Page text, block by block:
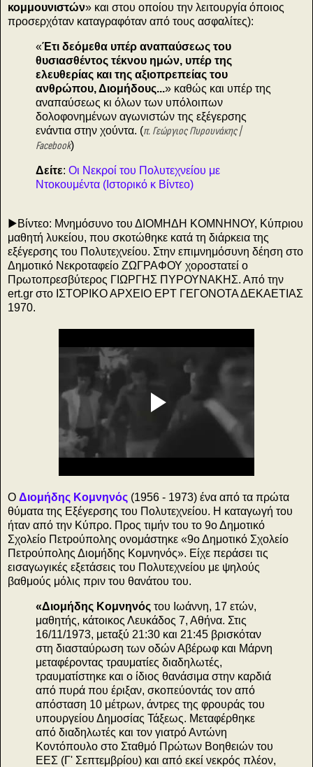
κομμουνιστών» και στου οποίου την λειτουργία όποιος
προσερχόταν καταγραφόταν από τους ασφαλίτες):
«Έτι δεόμεθα υπέρ αναπαύσεως του
θυσιασθέντος τέκνου ημών, υπέρ της
ελευθερίας και της αξιοπρεπείας του
ανθρώπου, Διομήδους...» καθώς και υπέρ της
αναπαύσεως κι όλων των υπόλοιπων
δολοφονημένων αγωνιστών της εξέγερσης
ενάντια στην χούντα. (π. Γεώργιος Πυρουνάκης |
Facebook)
Δείτε: Οι Νεκροί του Πολυτεχνείου με
Ντοκουμέντα (Ιστορικό κ Βίντεο)
▶️Βίντεο: Μνημόσυνο του ΔΙΟΜΗΔΗ ΚΟΜΝΗΝΟΥ, Κύπριου
μαθητή λυκείου, που σκοτώθηκε κατά τη διάρκεια της
εξέγερσης του Πολυτεχνείου. Στην επιμνημόσυνη δέηση στο
Δημοτικό Νεκροταφείο ΖΩΓΡΑΦΟΥ χοροστατεί ο
Πρωτοπρεσβύτερος ΓΙΩΡΓΗΣ ΠΥΡΟΥΝΑΚΗΣ. Από την
ert.gr στο ΙΣΤΟΡΙΚΟ ΑΡΧΕΙΟ ΕΡΤ ΓΕΓΟΝΟΤΑ ΔΕΚΑΕΤΙΑΣ
1970.
O Διομήδης Κομνηνός (1956 - 1973) ένα από τα πρώτα
θύματα της Εξέγερσης του Πολυτεχνείου. Η καταγωγή του
ήταν από την Κύπρο. Προς τιμήν του το 9ο Δημοτικό
Σχολείο Πετρούπολης ονομάστηκε «9ο Δημοτικό Σχολείο
Πετρούπολης Διομήδης Κομνηνός». Είχε περάσει τις
εισαγωγικές εξετάσεις του Πολυτεχνείου με ψηλούς
βαθμούς μόλις πριν του θανάτου του.
«Διομήδης Κομνηνός του Ιωάννη, 17 ετών,
μαθητής, κάτοικος Λευκάδος 7, Αθήνα. Στις
16/11/1973, μεταξύ 21:30 και 21:45 βρισκόταν
στη διασταύρωση των οδών Αβέρωφ και Μάρνη
μεταφέροντας τραυματίες διαδηλωτές,
τραυματίστηκε και ο ίδιος θανάσιμα στην καρδιά
από πυρά που έριξαν, σκοπεύοντάς τον από
απόσταση 10 μέτρων, άντρες της φρουράς του
υπουργείου Δημοσίας Τάξεως. Μεταφέρθηκε
από διαδηλωτές και τον γιατρό Αντώνη
Κοντόπουλο στο Σταθμό Πρώτων Βοηθειών του
ΕΕΣ (Γ' Σεπτεμβρίου) και από εκεί νεκρός πλέον,